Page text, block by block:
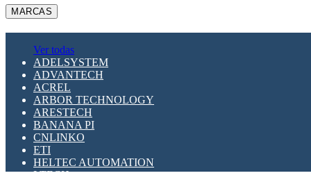
MARCAS
Ver todas
ADELSYSTEM
ADVANTECH
ACREL
ARBOR TECHNOLOGY
ARESTECH
BANANA PI
CNLINKO
ETI
HELTEC AUTOMATION
LTECH